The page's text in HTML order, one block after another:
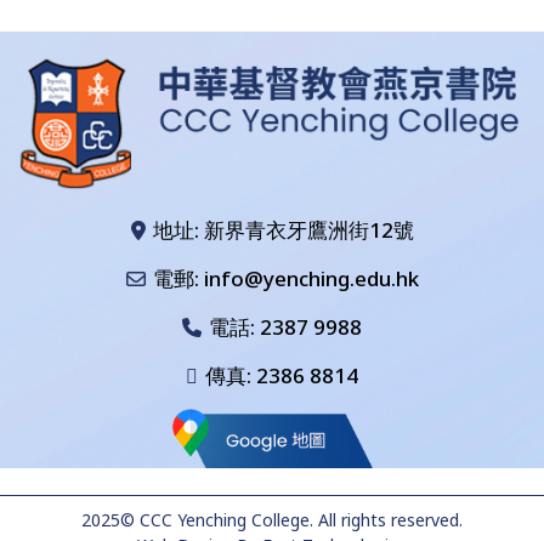
地址: 新界青衣牙鷹洲街12號
電郵: info@yenching.edu.hk
電話: 2387 9988
傳真: 2386 8814
2025© CCC Yenching College. All rights reserved.